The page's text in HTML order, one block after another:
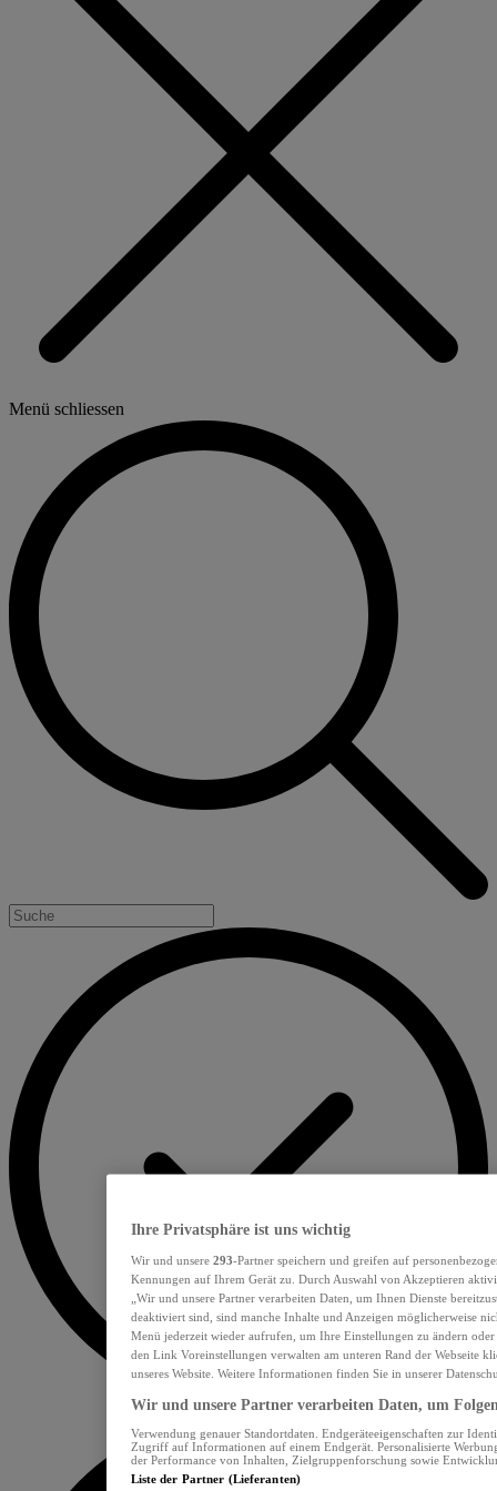
Menü schliessen
Ihre Privatsphäre ist uns wichtig
Wir und unsere 293-Partner speichern und greifen auf
Kennungen auf Ihrem Gerät zu. Durch Auswahl von Akzeptieren
„Wir und unsere Partner verarbeiten Daten, um Ihnen Dienste
deaktiviert sind, sind manche Inhalte und Anzeigen möglicherweise
Menü jederzeit wieder aufrufen, um Ihre Einstellungen zu ändern
den Link Voreinstellungen verwalten am unteren Rand der Webseite
unseres Website. Weitere Informationen finden Sie in unserer
Wir und unsere Partner verarbeiten Daten, um
Verwendung genauer Standortdaten. Endgeräteeigenschaften zur
Zugriff auf Informationen auf einem Endgerät. Personalisierte
der Performance von Inhalten, Zielgruppenforschung sowie
Liste der Partner (Lieferanten)